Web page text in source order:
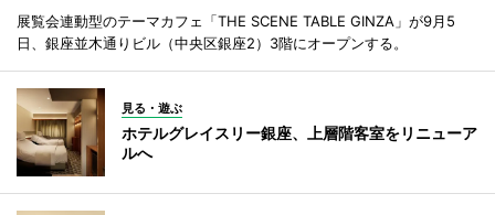
展覧会連動型のテーマカフェ「THE SCENE TABLE GINZA」が9月5
日、銀座並木通りビル（中央区銀座2）3階にオープンする。
見る・遊ぶ
ホテルグレイスリー銀座、上層階客室をリニューア
ルへ